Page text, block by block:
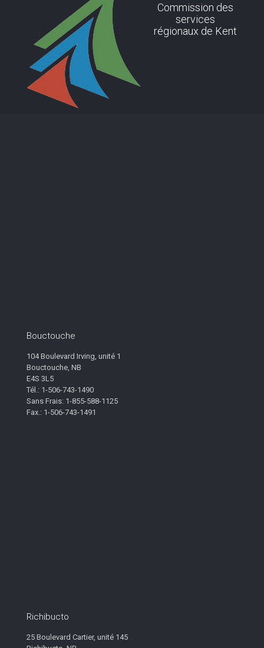
Commission des
services
régionaux de Kent
Bouctouche
104 Boulevard Irving, unité 1
Bouctouche, NB
E4S 3L5
Tél.: 1-506-743-1490
Sans Frais: 1-855-588-1125
Fax.: 1-506-743-1491
Richibucto
25 Boulevard Cartier, unité 145